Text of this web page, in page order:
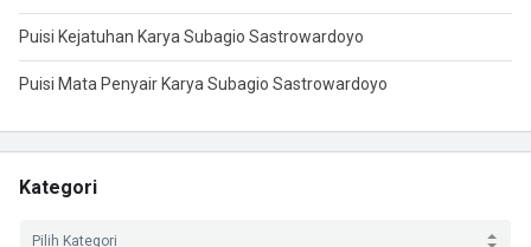
Puisi Kejatuhan Karya Subagio Sastrowardoyo
Puisi Mata Penyair Karya Subagio Sastrowardoyo
Kategori